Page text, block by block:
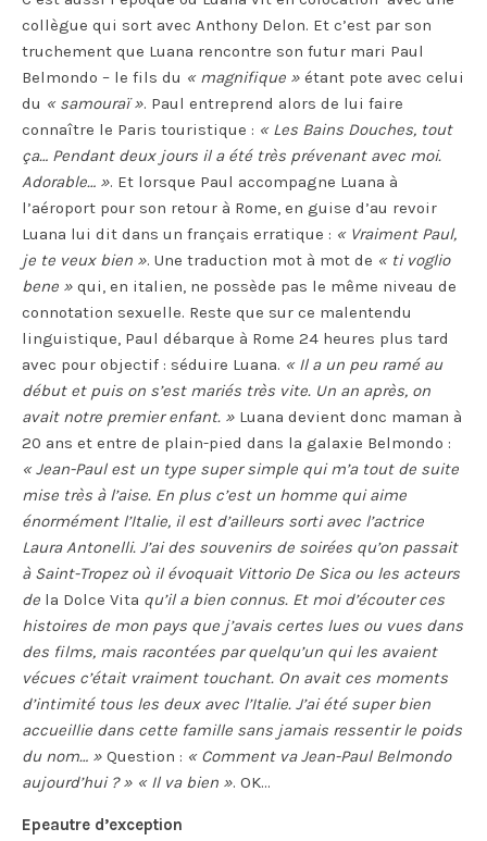
collègue qui sort avec Anthony Delon. Et c’est par son
truchement que Luana rencontre son futur mari Paul
Belmondo – le fils du « magnifique » étant pote avec celui
du « samouraï ». Paul entreprend alors de lui faire
connaître le Paris touristique : « Les Bains Douches, tout
ça… Pendant deux jours il a été très prévenant avec moi.
Adorable… ». Et lorsque Paul accompagne Luana à
l’aéroport pour son retour à Rome, en guise d’au revoir
Luana lui dit dans un français erratique : « Vraiment Paul,
je te veux bien ». Une traduction mot à mot de « ti voglio
bene » qui, en italien, ne possède pas le même niveau de
connotation sexuelle. Reste que sur ce malentendu
linguistique, Paul débarque à Rome 24 heures plus tard
avec pour objectif : séduire Luana. « Il a un peu ramé au
début et puis on s’est mariés très vite. Un an après, on
avait notre premier enfant. » Luana devient donc maman à
20 ans et entre de plain-pied dans la galaxie Belmondo :
« Jean-Paul est un type super simple qui m’a tout de suite
mise très à l’aise. En plus c’est un homme qui aime
énormément l’Italie, il est d’ailleurs sorti avec l’actrice
Laura Antonelli. J’ai des souvenirs de soirées qu’on passait
à Saint-Tropez où il évoquait Vittorio De Sica ou les acteurs
de la Dolce Vita qu’il a bien connus. Et moi d’écouter ces
histoires de mon pays que j’avais certes lues ou vues dans
des films, mais racontées par quelqu’un qui les avaient
vécues c’était vraiment touchant. On avait ces moments
d’intimité tous les deux avec l’Italie. J’ai été super bien
accueillie dans cette famille sans jamais ressentir le poids
du nom… » Question : « Comment va Jean-Paul Belmondo
aujourd’hui ? » « Il va bien ». OK…
Epeautre d’exception